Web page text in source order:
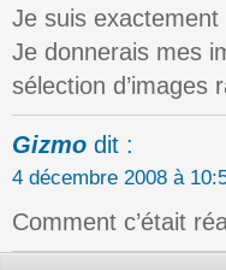
Je suis
Je donnerais mes
sélection d’images
Gizmo dit :
4 décembre 2008 à
Comment c’était